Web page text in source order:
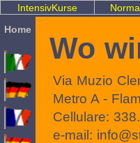
IntensivKurse
Home
Wo
Via Muzio
Metro A -
Cellulare:
e-mail: